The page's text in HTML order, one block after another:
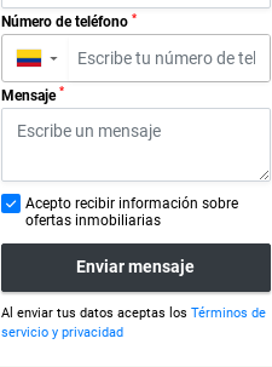
Número de teléfono *
▼
Mensaje *
Acepto recibir información sobre
ofertas inmobiliarias
Enviar mensaje
Al enviar tus datos aceptas los Términos de
servicio y privacidad